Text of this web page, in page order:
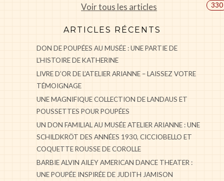
Voir tous les articles 330
ARTICLES RÉCENTS
DON DE POUPÉES AU MUSÉE : UNE PARTIE DE
L’HISTOIRE DE KATHERINE
LIVRE D’OR DE L’ATELIER ARIANNE – LAISSEZ VOTRE
TÉMOIGNAGE
UNE MAGNIFIQUE COLLECTION DE LANDAUS ET
POUSSETTES POUR POUPÉES
UN DON FAMILIAL AU MUSÉE ATELIER ARIANNE : UNE
SCHILDKRÖT DES ANNÉES 1930, CICCIOBELLO ET
COQUETTE ROUSSE DE COROLLE
BARBIE ALVIN AILEY AMERICAN DANCE THEATER :
UNE POUPÉE INSPIRÉE DE JUDITH JAMISON